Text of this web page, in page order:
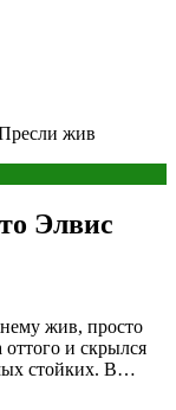
жив
Элвис
жив, просто
оттого и скрылся
стойких. В…